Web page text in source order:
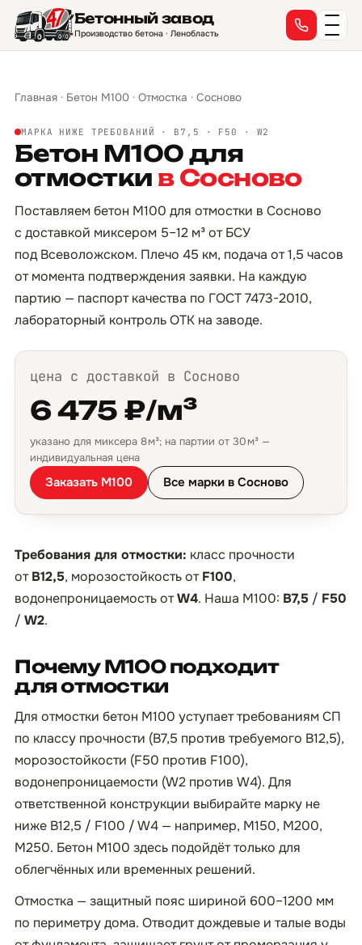
Бетонный завод
Производство бетона · Ленобласть
Главная · Бетон М100 · Отмостка · Сосново
МАРКА НИЖЕ ТРЕБОВАНИЙ · B7,5 · F50 · W2
Бетон М100 для
отмостки в Сосново
Поставляем бетон М100 для отмостки в Сосново
с доставкой миксером 5–12 м³ от БСУ
под Всеволожском. Плечо 45 км, подача от 1,5 часов
от момента подтверждения заявки. На каждую
партию — паспорт качества по ГОСТ 7473-2010,
лабораторный контроль ОТК на заводе.
цена с доставкой в Сосново
6 475 ₽/м³
указано для миксера 8 м³; на партии от 30 м³ —
индивидуальная цена
Заказать М100 Все марки в Сосново
Требования для отмостки: класс прочности
отB12,5, морозостойкость отF100,
водонепроницаемость отW4. Наша М100: B7,5 / F50
/ W2.
Почему М100 подходит
для отмостки
Для отмостки бетон М100 уступает требованиям СП
по классу прочности (B7,5 против требуемого B12,5),
морозостойкости (F50 против F100),
водонепроницаемости (W2 против W4). Для
ответственной конструкции выбирайте марку не
ниже B12,5 / F100 / W4 — например, М150, М200,
М250. Бетон М100 здесь подойдёт только для
облегчённых или временных решений.
Отмостка — защитный пояс шириной 600–1200 мм
по периметру дома. Отводит дождевые и талые воды